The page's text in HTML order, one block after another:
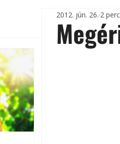
2012. jún. 26. 2